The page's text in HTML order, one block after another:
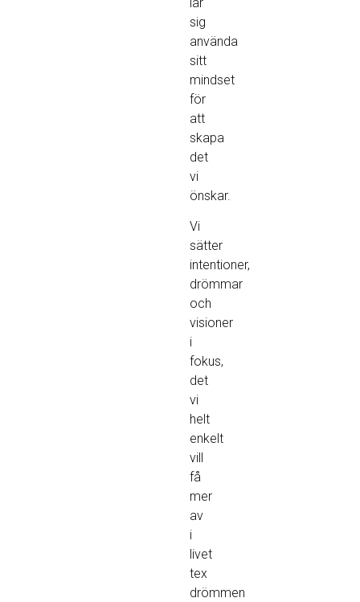
sig
använda
sitt
mindset
för
att
skapa
det
vi
önskar.
Vi
sätter
intentioner,
drömmar
och
visioner
i
fokus,
det
vi
helt
enkelt
vill
få
mer
av
i
livet
tex
drömmen